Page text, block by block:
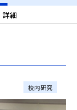
詳細
校内研究